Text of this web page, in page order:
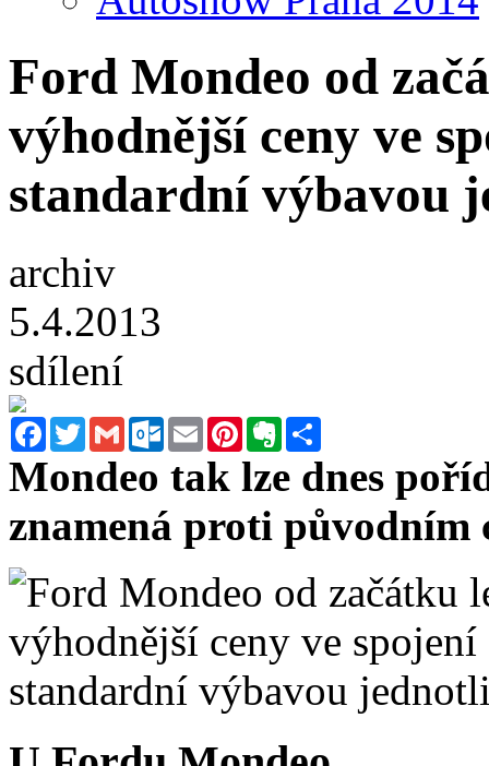
Ford Mondeo od
výhodnější ceny ve
standardní výbavou
archiv
5.4.2013
sdílení
FacebookTwitterGmail Outlook.com
Email PinterestEvernote
Mondeo tak lze dnes
znamená proti původním